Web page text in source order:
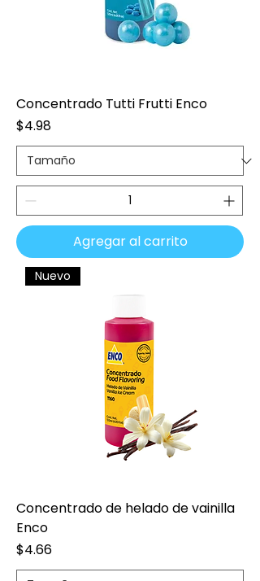
Concentrado Tutti Frutti Enco
Precio
$4.98
Agregar al carrito
Nuevo
Concentrado de helado de vainilla
Enco
Precio
$4.66